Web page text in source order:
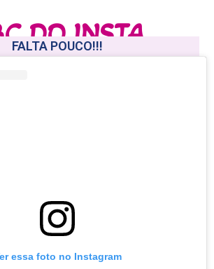
DO INSTA
A DOMINAR O INSTAGRAM
FALTA POUCO!!!
essa foto no Instagram